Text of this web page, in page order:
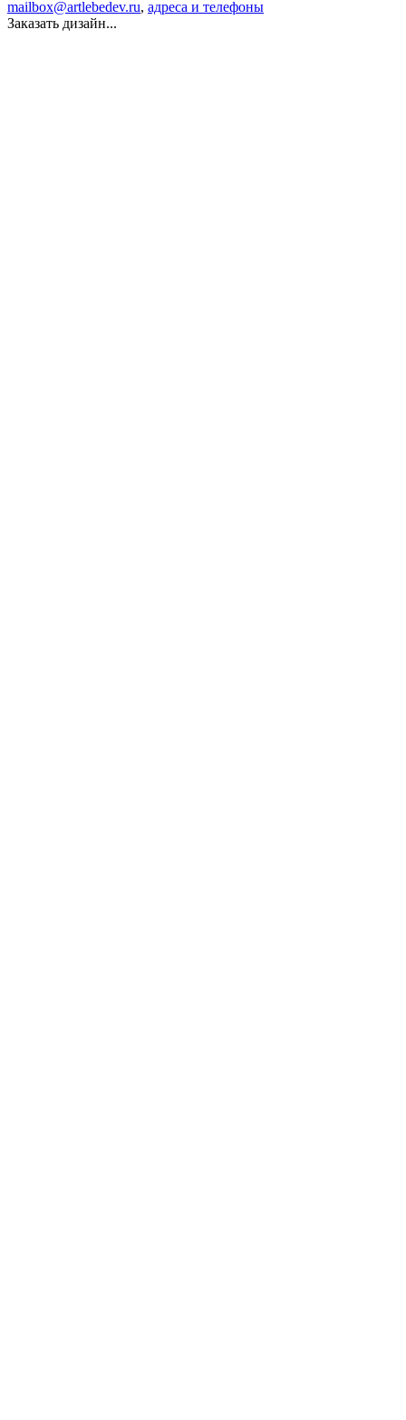
mailbox@artlebedev.ru, адреса и телефоны
Заказать дизайн...